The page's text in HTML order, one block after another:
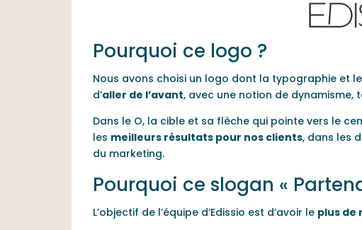
Pourquoi ce logo ?
Nous avons choisi un logo dont la typographie et
d’aller de l’avant, avec une notion de dynamisme,
Dans le O, la cible et sa flèche qui pointe vers le
les meilleurs résultats pour nos clients, dans les
du marketing.
Pourquoi ce slogan «
L’objectif de l’équipe d’Edissio est d’avoir le plus de